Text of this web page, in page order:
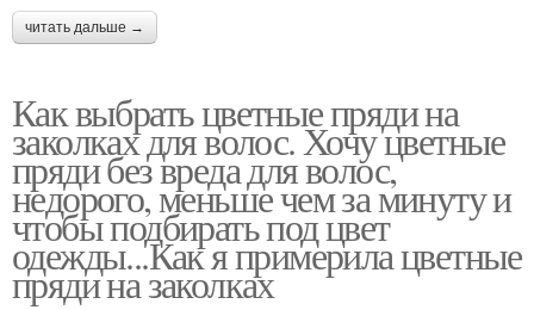
читать дальше →
Как выбрать цветные пряди на
заколках для волос. Хочу цветные
пряди без вреда для волос,
недорого, меньше чем за минуту и
чтобы подбирать под цвет
одежды...Как я примерила цветные
пряди на заколках